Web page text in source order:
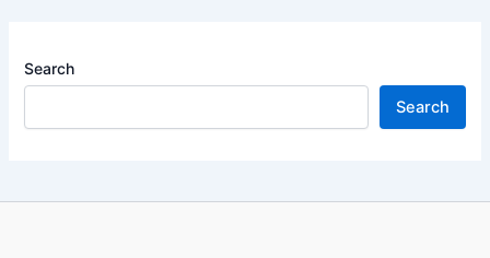
Search
Search